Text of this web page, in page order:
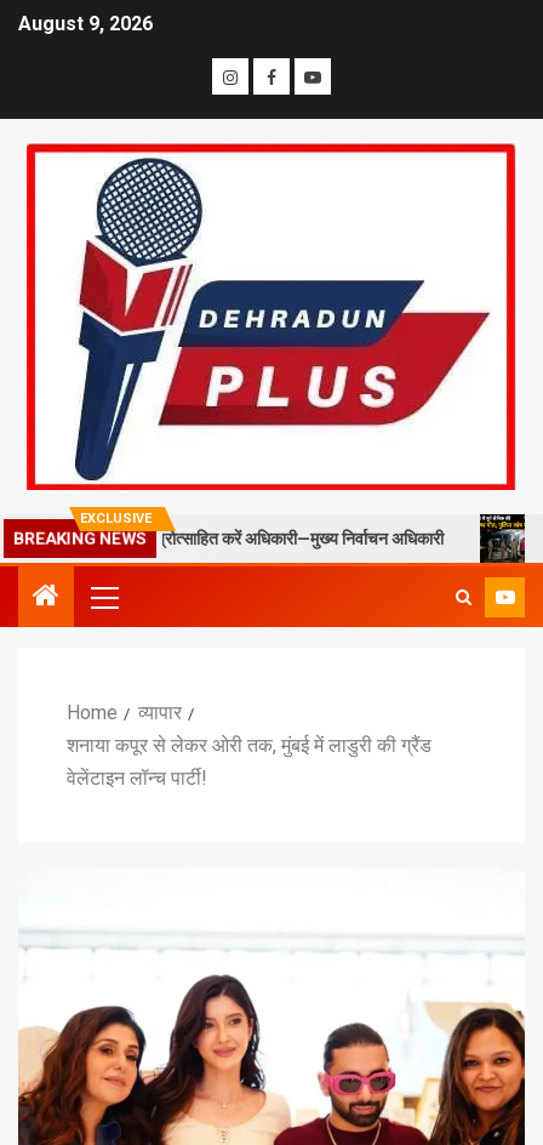
August 9, 2026
EXCLUSIVE
BREAKING NEWS
को प्रोत्साहित करें अधिकारी—मुख्य निर्वाचन अधिकारी मसूरी में पूर्व
Home
व्यापार
शनाया कपूर से लेकर ओरी तक, मुंबई में लाडुरी की ग्रैंड
वेलेंटाइन लॉन्च पार्टी!